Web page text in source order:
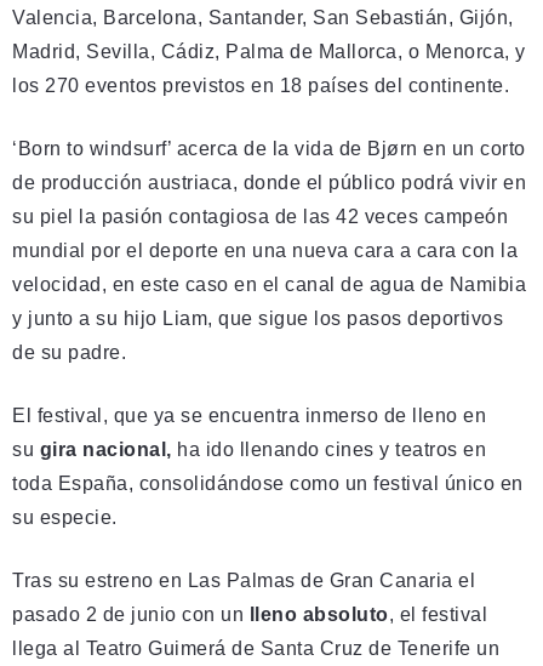
Valencia, Barcelona, ​​Santander, San Sebastián, Gijón,
Madrid, Sevilla, Cádiz, Palma de Mallorca, o Menorca, y
los 270 eventos previstos en 18 países del continente.
‘Born to windsurf’ acerca de la vida de Bjørn en un corto
de producción austriaca, donde el público podrá vivir en
su piel la pasión contagiosa de las 42 veces campeón
mundial por el deporte en una nueva cara a cara con la
velocidad, en este caso en el canal de agua de Namibia
y junto a su hijo Liam, que sigue los pasos deportivos
de su padre.
El festival, que ya se encuentra inmerso de lleno en
su gira nacional, ha ido llenando cines y teatros en
toda España, consolidándose como un festival único en
su especie.
Tras su estreno en Las Palmas de Gran Canaria el
pasado 2 de junio con un
lleno absoluto, el festival
llega al Teatro Guimerá de Santa Cruz de Tenerife un